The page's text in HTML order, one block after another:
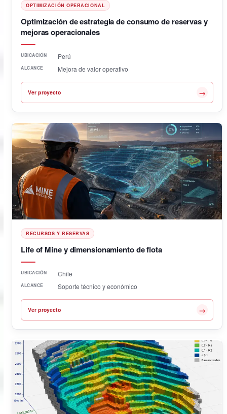
OPTIMIZACIÓN OPERACIONAL
Optimización de estrategia de consumo de reservas y
mejoras operacionales
UBICACIÓN Perú
ALCANCE Mejora de valor operativo
Ver proyecto →
RECURSOS Y RESERVAS
Life of Mine y dimensionamiento de flota
UBICACIÓN Chile
ALCANCE Soporte técnico y económico
Ver proyecto →